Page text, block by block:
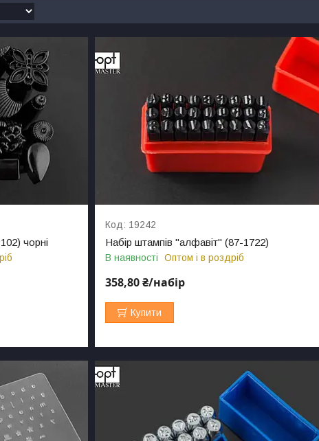
чорні
19242
Набір штампів "алфавіт" (87-1722)
В наявності Оптом і в роздріб
358,80 ₴/набір
Купити